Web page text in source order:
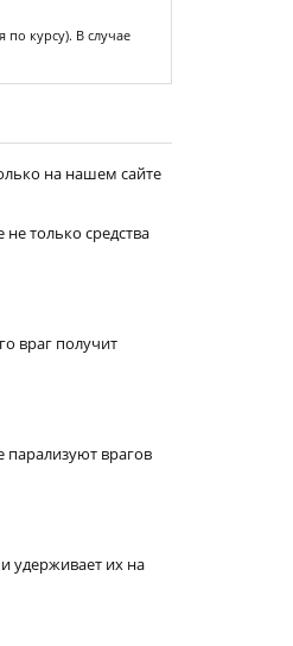
курсу). В случае
на нашем сайте
только средства
враг получит
врагов
удерживает их на